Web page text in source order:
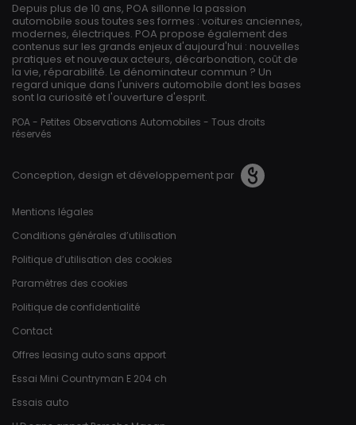
Depuis plus de 10 ans, POA sillonne la passion
automobile sous toutes ses formes : voitures anciennes,
modernes, électriques. POA propose également des
contenus sur les grands enjeux d'aujourd'hui : nouvelles
pratiques et nouveaux acteurs, décarbonation, coût de
la vie, réparabilité. Le dénominateur commun ? Un
regard unique dans l'univers automobile dont les bases
sont la curiosité et l'ouverture d'esprit.
POA - Petites Observations Automobiles - Tous droits
réservés
Conception, design et développement par
Pied de page
Mentions légales
Conditions générales d’utilisation
Politique d’utilisation des cookies
Paramètres des cookies
Politique de confidentialité
Contact
Offres leasing auto sans apport
Essai Mini Countryman E 204 ch
Essais auto